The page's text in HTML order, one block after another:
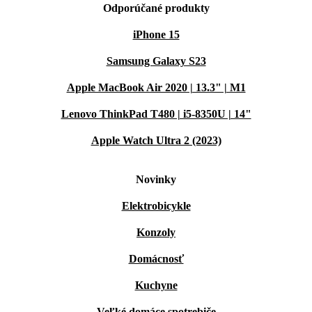
Odporúčané produkty
iPhone 15
Samsung Galaxy S23
Apple MacBook Air 2020 | 13.3" | M1
Lenovo ThinkPad T480 | i5-8350U | 14"
Apple Watch Ultra 2 (2023)
Novinky
Elektrobicykle
Konzoly
Domácnosť
Kuchyne